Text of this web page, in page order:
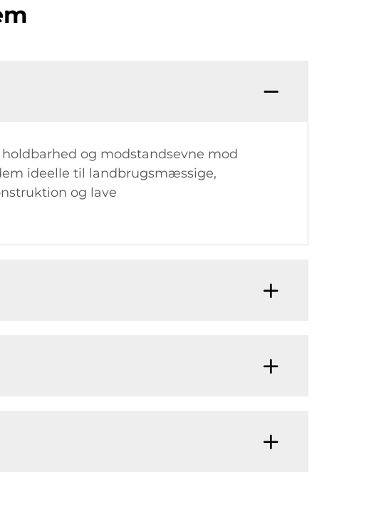
og modstandsevne mod
ideelle til landbrugsmæssige,
og lave